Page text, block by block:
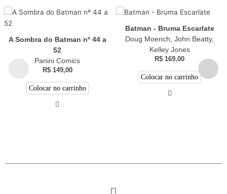
A Sombra do Batman nº 44 a
52
Panini Comics
R$149,00
Colocar no carrinho
Batman - Bruma Escarlate
Doug Moench, John Beatty,
Kelley Jones
R$ 169,00
Colocar no carrinho